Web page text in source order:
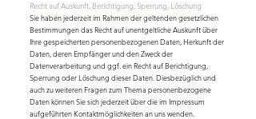
Recht auf Auskunft, Berichtigung, Sperrung, Löschung
Sie haben jederzeit im Rahmen der geltenden gesetzlichen
Bestimmungen das Recht auf unentgeltliche Auskunft über
Ihre gespeicherten personenbezogenen Daten, Herkunft der
Daten, deren Empfänger und den Zweck der
Datenverarbeitung und ggf. ein Recht auf Berichtigung,
Sperrung oder Löschung dieser Daten. Diesbezüglich und
auch zu weiteren Fragen zum Thema personenbezogene
Daten können Sie sich jederzeit über die im Impressum
aufgeführten Kontaktmöglichkeiten an uns wenden.